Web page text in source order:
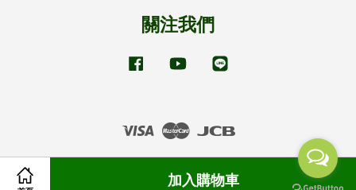
加入購物車
關注我們
Facebook YouTube
Visa Master JCB
| 退換貨說明